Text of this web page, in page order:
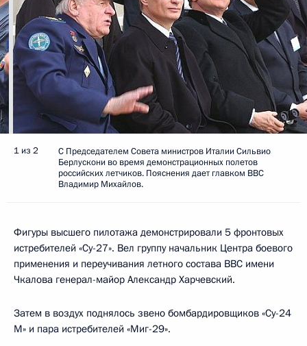
1 из 2
С Председателем Совета министров Италии Сильвио
Берлускони во время демонстрационных полетов
российских летчиков. Пояснения дает главком ВВС
Владимир Михайлов.
Фигуры высшего пилотажа демонстрировали 5 фронтовых
истребителей «Су-27». Вел группу начальник Центра боевого
применения и переучивания летного состава ВВС имени
Чкалова генерал-майор Александр Харчевский.
Затем в воздух поднялось звено бомбардировщиков «Су-24
М» и пара истребителей «Миг-29».